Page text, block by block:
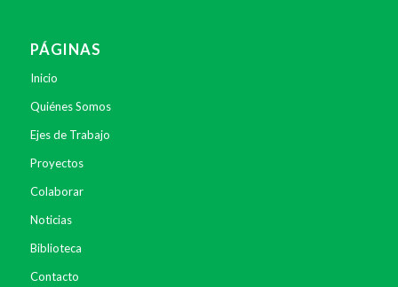
PÁGINAS
Inicio
Quiénes Somos
Ejes de Trabajo
Proyectos
Colaborar
Noticias
Biblioteca
Contacto